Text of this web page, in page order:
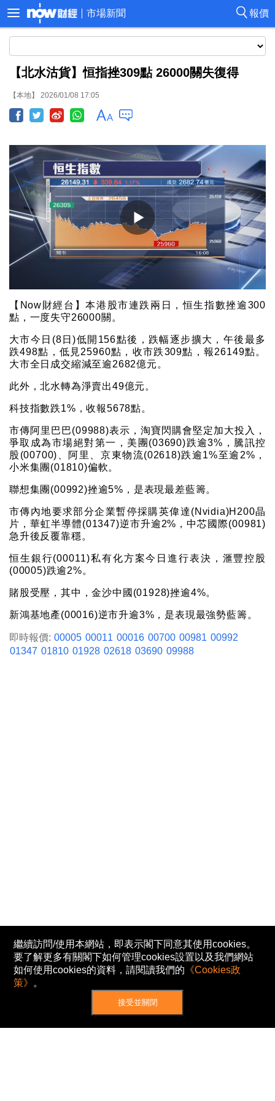
報價
市場新聞
【北水沽貨】恒指挫309點 26000關失復得
【本地】 2026/01/08 17:05
【Now財經台】本港股市連跌兩日，恒生指數挫逾300
點，一度失守26000關。
大市今日(8日)低開156點後，跌幅逐步擴大，午後最多
跌498點，低見25960點，收市跌309點，報26149點。
大市全日成交縮減至逾2682億元。
此外，北水轉為淨賣出49億元。
科技指數跌1%，收報5678點。
市傳阿里巴巴(09988)表示，淘寶閃購會堅定加大投入，
爭取成為市場絕對第一，美團(03690)跌逾3%，騰訊控
股(00700)、阿里、京東物流(02618)跌逾1%至逾2%，
小米集團(01810)偏軟。
聯想集團(00992)挫逾5%，是表現最差藍籌。
市傳內地要求部分企業暫停採購英偉達(Nvidia)H200晶
片，華虹半導體(01347)逆市升逾2%，中芯國際(00981)
急升後反覆靠穩。
恒生銀行(00011)私有化方案今日進行表決，滙豐控股
(00005)跌逾2%。
賭股受壓，其中，金沙中國(01928)挫逾4%。
新鴻基地產(00016)逆市升逾3%，是表現最強勢藍籌。
即時報價: 00005 00011 00016 00700 00981 00992
01347 01810 01928 02618 03690 09988
繼續訪問/使用本網站，即表示閣下同意其使用cookies。
要了解更多有關閣下如何管理cookies設置以及我們網站
如何使用cookies的資料，請閱讀我們的 《Cookies政
策》 。
接受並關閉